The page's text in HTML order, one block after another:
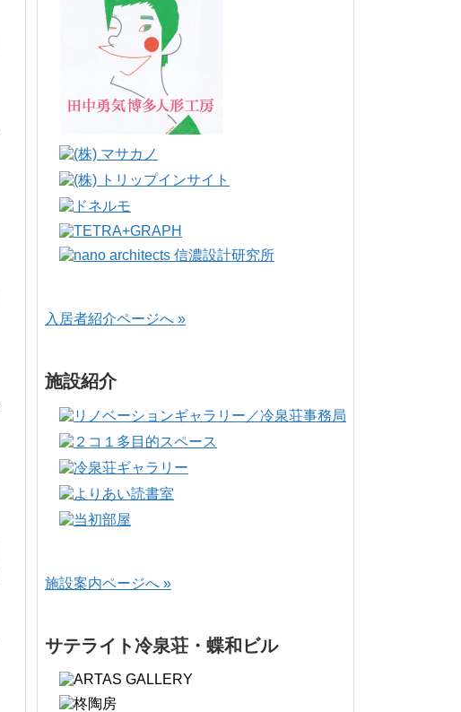
入居者紹介ページへ »
施設紹介
施設案内ページへ »
サテライト冷泉荘・蝶和ビル